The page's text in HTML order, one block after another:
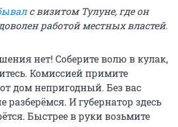
с визитом Тулуне, где он
работой местных властей.
нет! Соберите волю в кулак,
Комиссией примите
дом непригодный. Без вас
разберёмся. И губернатор здесь
Быстрее в руки возьмите